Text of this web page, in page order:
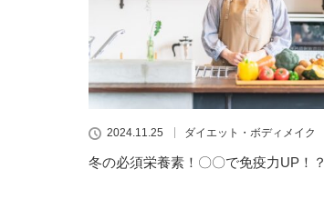
2024.11.25 ダイエット・ボディメイク
冬の必須栄養素！〇〇で免疫力UP！？